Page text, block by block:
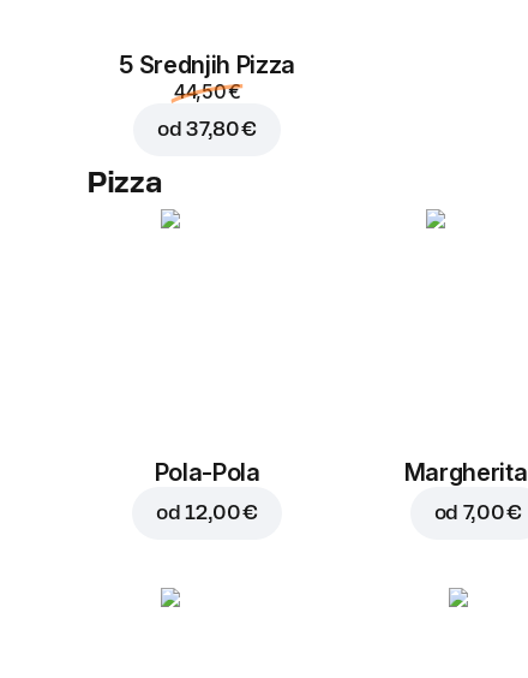
5 Srednjih Pizza
44,50 €
od37,80 €
Pizza
Pola-Pola
od12,00 €
Margherita
od 7,00 €